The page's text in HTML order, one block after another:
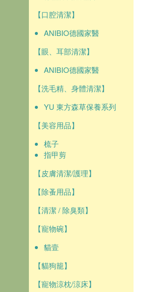
【口腔清潔】
ANIBIO德國家醫
【眼、耳部清潔】
ANIBIO德國家醫
【洗毛精、身體清潔】
YU 東方森草保養系列
【美容用品】
梳子
指甲剪
【皮膚清潔/護理】
【除蚤用品】
【清潔 / 除臭類】
【寵物碗】
貓壹
【貓狗籠】
【寵物涼枕/涼床】